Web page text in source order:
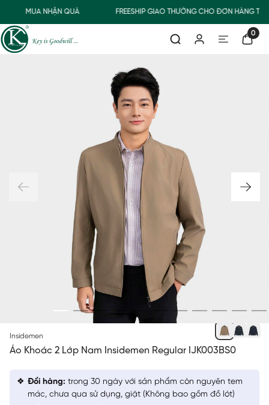
MUA NHẬN QUÀ FREESHIP GIAO THƯỜNG CHO ĐƠN HÀNG
0
Insidemen
Áo Khoác 2 Lớp Nam Insidemen Regular IJK003BS0
Đổi hàng: trong 30 ngày với sản phẩm còn nguyên tem
mác, chưa qua sử dụng, giặt (Không bao gồm đồ lót)